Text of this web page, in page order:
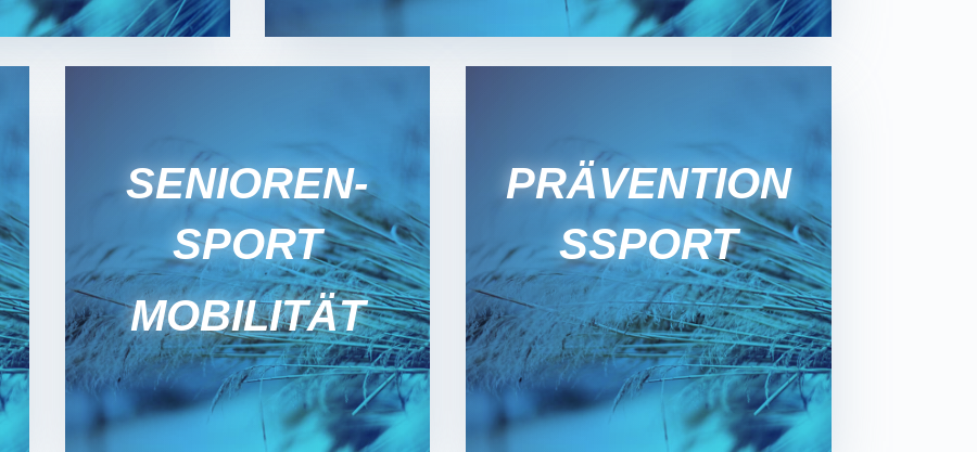
SENIOREN­
SPORT
MOBILITÄT
PRÄVENTION
S­SPORT